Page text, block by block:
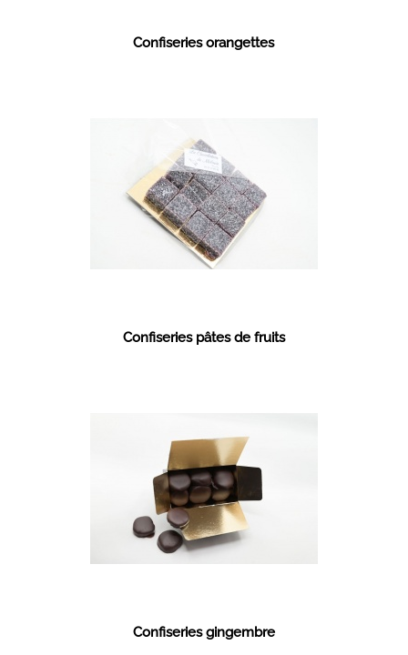
Confiseries orangettes
Confiseries pâtes de fruits
Confiseries gingembre